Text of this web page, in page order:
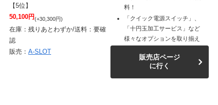
【5位】
50,100円(+30,300円)
在庫：残りあとわずか/送料：要確
認
販売： A-SLOT
料！
「クイック電源スイッチ」、
「十円玉加工サービス」など
様々なオプションを取り揃え
販売店ページ
に行く